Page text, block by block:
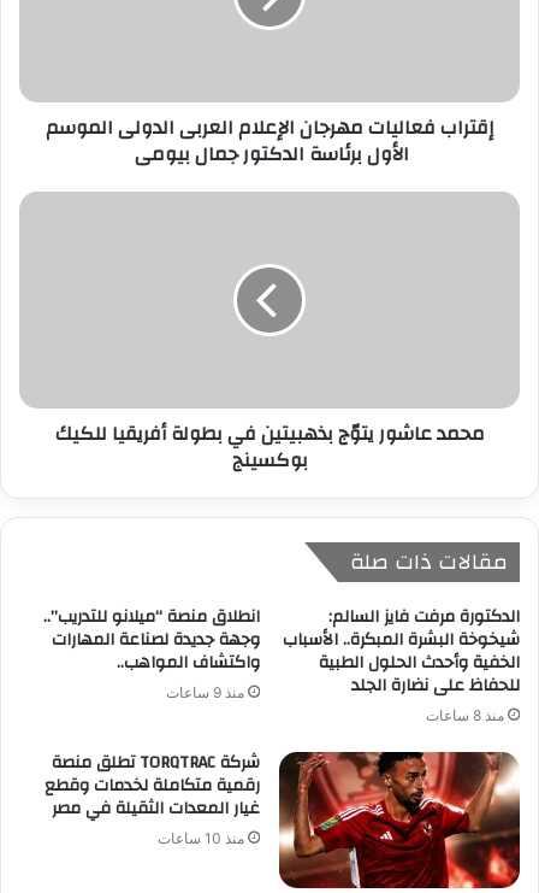
ر
إقتراب فعاليات مهرجان الإعلام العربى الدولى الموسم
الأول برئاسة الدكتور جمال بيومى
محمد عاشور يتوّج بذهبيتين في بطولة أفريقيا للكيك
بوكسينج
مقالات ذات صلة
الدكتورة مرفت فايز السالم:
شيخوخة البشرة المبكرة.. الأسباب
الخفية وأحدث الحلول الطبية
للحفاظ على نضارة الجلد
منذ 8 ساعات
انطلاق منصة “ميلانو للتدريب”..
وجهة جديدة لصناعة المهارات
واكتشاف المواهب..
منذ 9 ساعات
شركة TORQTRAC تطلق منصة
رقمية متكاملة لخدمات وقطع
غيار المعدات الثقيلة في مصر
منذ 10 ساعات